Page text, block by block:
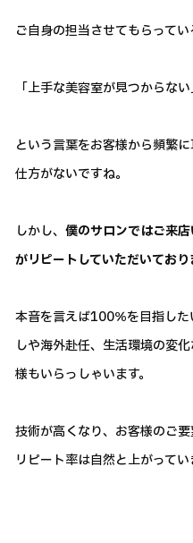
ご自身の担当させてもらって
「上手な美容室が見つからない
という言葉をお客様から頻繁
仕方がないですね。
しかし、 僕のサロンではご来
がリピートしていただいており
本音を言えば100％を目指し
しや海外赴任、生活環境の変
様もいらっしゃいます。
技術が高くなり、お客様のご
リピート率は自然と上がってい